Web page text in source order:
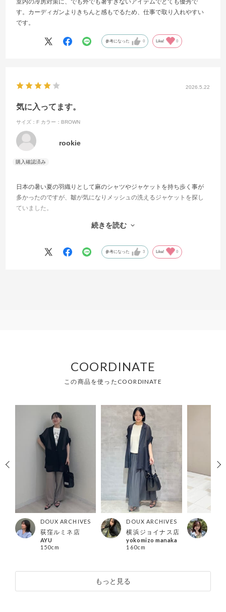
室内の冷房対策に、でも外でも暑すぎないアイテムでとても優秀で
す。カーディガンよりきちんと感もでるため、仕事で取り入れやすい
です。
参考になった 0 Like! 0
2026.5.22
気に入ってます。
サイズ：F カラー：BROWN
rookie
日本の暑い夏の羽織りとして麻のシャツやジャケットを持ち歩く事が
多かったのですが、皺が気になりメッシュの洗えるジャケットを探し
ていました。
試着してブラウンにきめました。
スにも合うと思うので沢山使いたいです。
続きを読む
参考になった 3 Like! 0
COORDINATE
この商品を使ったCOORDINATE
DOUX ARCHIVES
荻窪ルミネ店
AYU
150cm
DOUX ARCHIVES
横浜ジョイナス店
yokomizo manaka
160cm
もっと見る